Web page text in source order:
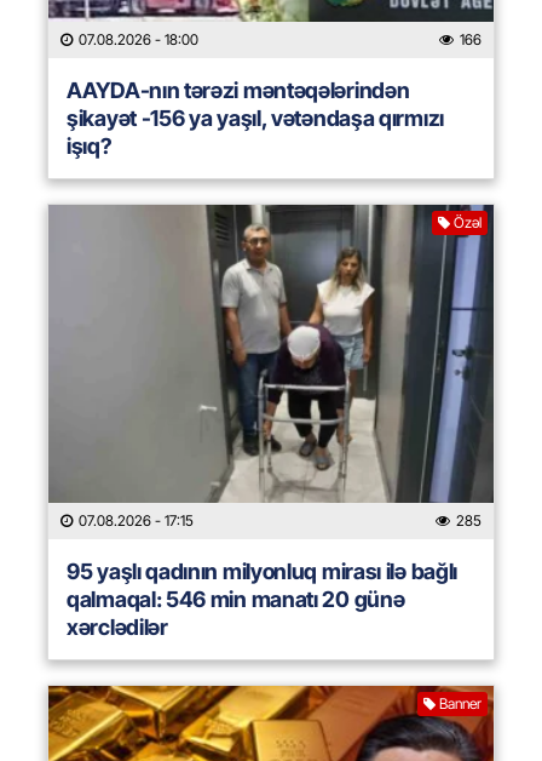
07.08.2026 - 18:00 166
AAYDA-nın tərəzi məntəqələrindən
şikayət -156 ya yaşıl, vətəndaşa qırmızı
işıq?
Özəl
07.08.2026 - 17:15 285
95 yaşlı qadının milyonluq mirası ilə bağlı
qalmaqal: 546 min manatı 20 günə
xərclədilər
Banner